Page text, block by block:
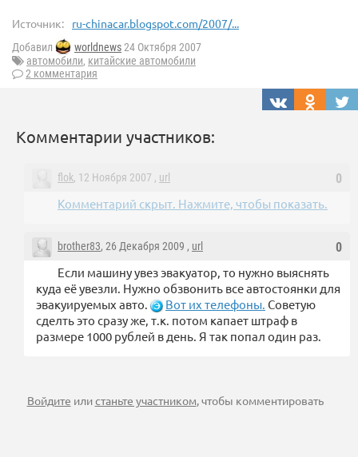
Источник: ru-chinacar.blogspot.com/2007/...
Добавил worldnews24 Октября 2007
автомобили, китайские автомобили
2 комментария
Комментарии участников:
0
flok, 12 Ноября 2007 , url
Комментарий скрыт. Нажмите, чтобы показать.
0
brother83, 26 Декабря 2009 , url
Если машину увез эвакуатор, то нужно выяснять
куда её увезли. Нужно обзвонить все автостоянки для
эвакуируемых авто.
Вот их телефоны. Советую
сделть это сразу же, т.к. потом капает штраф в
размере 1000 рублей в день. Я так попал один раз.
Войдите илистаньте участником, чтобы комментировать